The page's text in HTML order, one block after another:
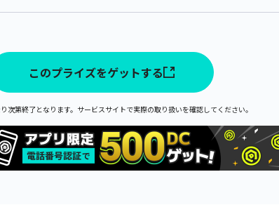
このプライズをゲットする
次第終了となります。サービスサイトで実際の取り扱いを確認してください。